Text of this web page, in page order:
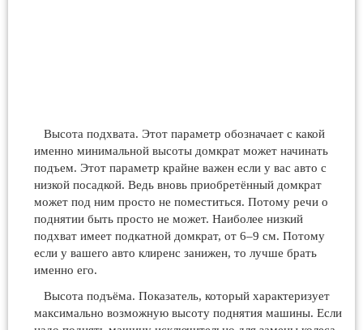
Высота подхвата. Этот параметр обозначает с какой
именно минимальной высоты домкрат может начинать
подъем. Этот параметр крайне важен если у вас авто с
низкой посадкой. Ведь вновь приобретённый домкрат
может под ним просто не поместиться. Потому речи о
поднятии быть просто не может. Наиболее низкий
подхват имеет подкатной домкрат, от 6–9 см. Потому
если у вашего авто клиренс занижен, то лучше брать
именно его.
Высота подъёма. Показатель, который характеризует
максимально возможную высоту поднятия машины. Если